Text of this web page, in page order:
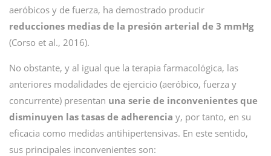
aeróbicos y de fuerza, ha demostrado producir
reducciones medias de la presión arterial de 3 mmHg
(Corso et al., 2016).
No obstante, y al igual que la terapia farmacológica, las
anteriores modalidades de ejercicio (aeróbico, fuerza y
concurrente) presentan una serie de inconvenientes que
disminuyen las tasas de adherencia y, por tanto, en su
eficacia como medidas antihipertensivas. En este sentido,
sus principales inconvenientes son: